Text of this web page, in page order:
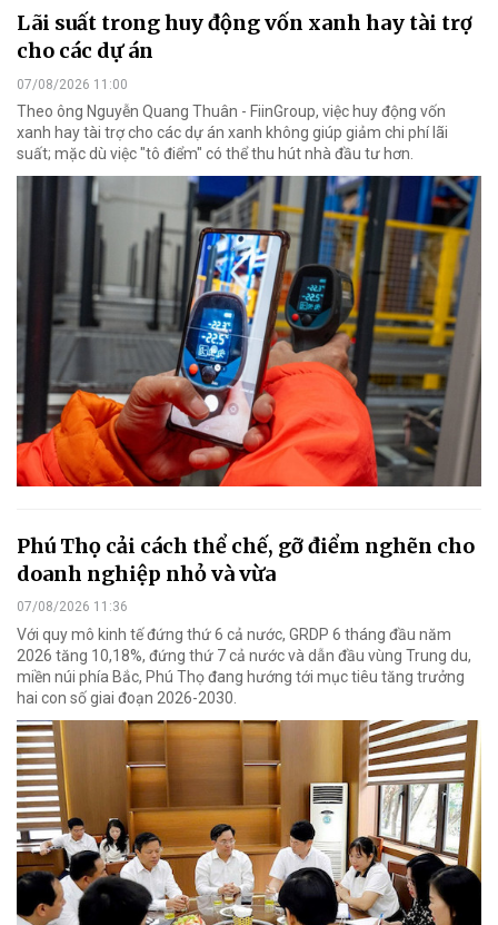
Lãi suất trong huy động vốn xanh hay tài trợ
cho các dự án
07/08/2026 11:00
Theo ông Nguyễn Quang Thuân - FiinGroup, việc huy động vốn
xanh hay tài trợ cho các dự án xanh không giúp giảm chi phí lãi
suất; mặc dù việc "tô điểm" có thể thu hút nhà đầu tư hơn.
Phú Thọ cải cách thể chế, gỡ điểm nghẽn cho
doanh nghiệp nhỏ và vừa
07/08/2026 11:36
Với quy mô kinh tế đứng thứ 6 cả nước, GRDP 6 tháng đầu năm
2026 tăng 10,18%, đứng thứ 7 cả nước và dẫn đầu vùng Trung du,
miền núi phía Bắc, Phú Thọ đang hướng tới mục tiêu tăng trưởng
hai con số giai đoạn 2026-2030.